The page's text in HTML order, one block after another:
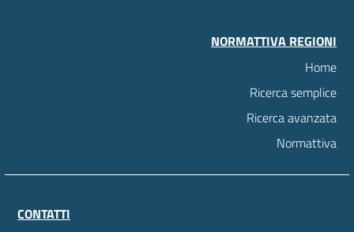
NORMATTIVA REGIONI
Home
Ricerca semplice
Ricerca avanzata
Normattiva
CONTATTI